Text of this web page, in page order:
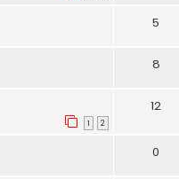
5
8
1 2
12
0